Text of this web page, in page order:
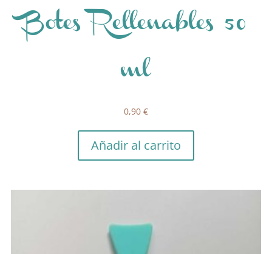
Botes Rellenables 50
ml
0,90 €
Añadir al carrito